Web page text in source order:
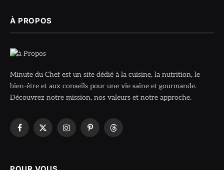
À PROPOS
Minute du Chef est un site dédié à la cuisine, la nutrition, le
bien-être et aux conseils pour une vie saine et gourmande.
Découvrez notre mission, nos valeurs et notre approche.
Facebook
X
InstagramPinterestThreads